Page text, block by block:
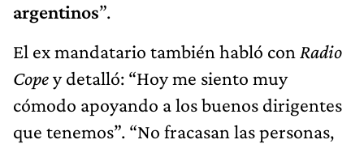
argentinos”.
El ex mandatario también habló con Radio
Copey detalló: “Hoy me siento muy
cómodo apoyando a los buenos dirigentes
que tenemos”. “No fracasan las personas,